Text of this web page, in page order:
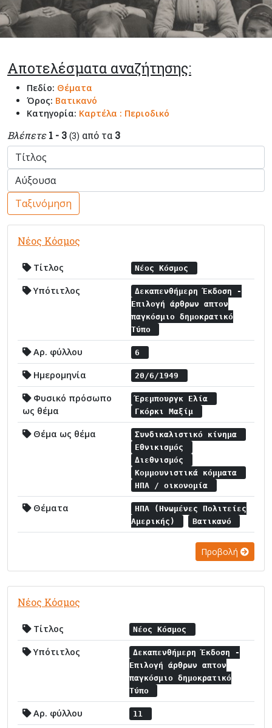
Αποτελέσματα αναζήτησης:
Πεδίο: Θέματα
Όρος: Βατικανό
Κατηγορία: Καρτέλα : Περιοδικό
Βλέπετε 1 - 3 (3) από τα 3
Ταξινόμηση
Νέος Κόσμος
Τίτλος Νέος Κόσμος
Υπότιτλος
Δεκαπενθήμερη Έκδοση -
Επιλογή άρθρων απτον
παγκόσμιο δημοκρατικό
Τύπο
Αρ. φύλλου 6
Ημερομηνία 20/6/1949
Φυσικό πρόσωπο
ως θέμα
Έρεμπουργκ Ελία
Γκόρκι Μαξίμ
Θέμα ως θέμα
Συνδικαλιστικό κίνημα
Εθνικισμός
Διεθνισμός
Κομμουνιστικά κόμματα
ΗΠΑ / οικονομία
Θέματα
ΗΠΑ (Ηνωμένες Πολιτείες
Αμερικής)
Βατικανό
Προβολή
Νέος Κόσμος
Τίτλος Νέος Κόσμος
Υπότιτλος
Δεκαπενθήμερη Έκδοση -
Επιλογή άρθρων απτον
παγκόσμιο δημοκρατικό
Τύπο
Αρ. φύλλου 11